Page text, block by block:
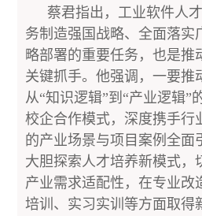
蔡君指出，工业软件人
务制造强国战略、全面落实
略部署的重要任务，也是推
关键抓手。他强调，一要推
从“知识逻辑”到“产业逻辑”
校企合作模式，深度携手行
的产业场景与项目案例全面
大胆探索人才培养新模式，
产业需求适配性，在专业改
培训、实习实训等方面取得